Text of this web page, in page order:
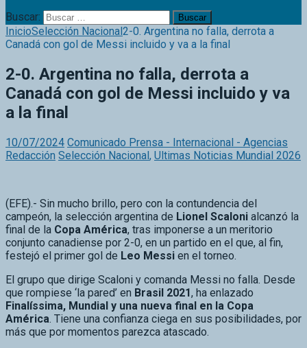
Canadá con gol de Messi incluido y va a la final
2-0. Argentina no falla, derrota a
Canadá con gol de Messi incluido y va
a la final
10/07/2024 Comunicado Prensa - Internacional - Agencias
final de la Copa América, tras imponerse a un meritorio
conjunto canadiense por 2-0, en un partido en el que, al fin,
festejó el primer gol deLeo Messien el torneo.
El grupo que dirige Scaloni y comanda Messi no falla. Desde
Finalíssima, Mundial y una nueva final en la Copa
América. Tiene una confianza ciega en sus posibilidades, por
más que por momentos parezca atascado.
«Lo que me deja tranquilo es que siempre encuentra